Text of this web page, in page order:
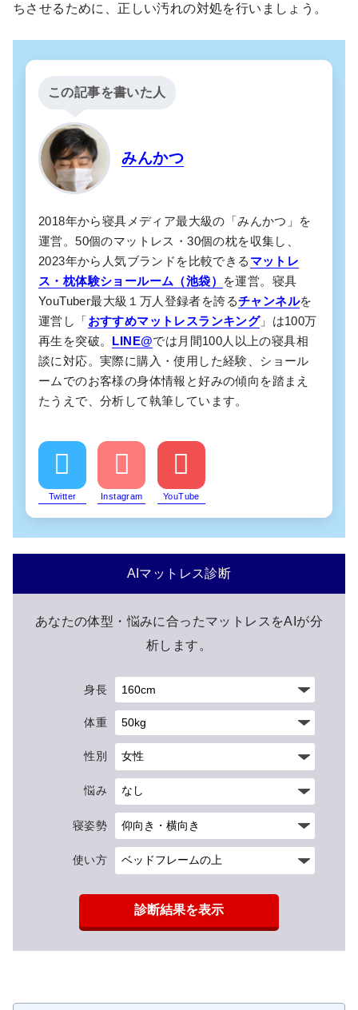
ちさせるために、正しい汚れの対処を行いましょう。
この記事を書いた人
みんかつ
2018年から寝具メディア最大級の「みんかつ」を
運営。50個のマットレス・30個の枕を収集し、
2023年から人気ブランドを比較できる マットレ
ス・枕体験ショールーム（池袋）
を運営。寝具
YouTuber最大級１万人登録者を誇るチャンネルを
運営し「おすすめマットレスランキング」は100万
再生を突破。 LINE@では月間100人以上の寝具相
談に対応。実際に購入・使用した経験、ショール
ームでのお客様の身体情報と好みの傾向を踏まえ
たうえで、分析して執筆しています。
Twitter Instagram YouTube
AIマットレス診断
あなたの体型・悩みに合ったマットレスをAIが分
析します。
身長
体重
性別
悩み
寝姿勢
使い方
診断結果を表示